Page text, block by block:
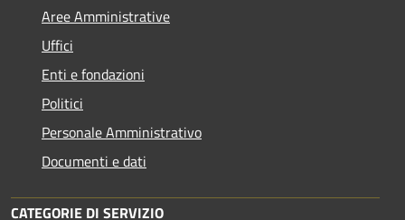
Aree Amministrative
Uffici
Enti e fondazioni
Politici
Personale Amministrativo
Documenti e dati
CATEGORIE DI SERVIZIO